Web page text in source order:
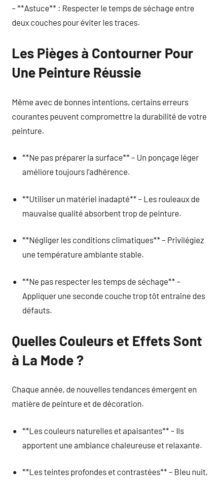
– **Astuce** : Respecter le temps de séchage entre
deux couches pour éviter les traces.
Les Pièges à Contourner Pour
Une Peinture Réussie
Même avec de bonnes intentions, certains erreurs
courantes peuvent compromettre la durabilité de votre
peinture.
**Ne pas préparer la surface** – Un ponçage léger
améliore toujours l’adhérence.
**Utiliser un matériel inadapté** – Les rouleaux de
mauvaise qualité absorbent trop de peinture.
**Négliger les conditions climatiques** – Privilégiez
une température ambiante stable.
**Ne pas respecter les temps de séchage** –
Appliquer une seconde couche trop tôt entraîne des
défauts.
Quelles Couleurs et Effets Sont
à La Mode ?
Chaque année, de nouvelles tendances émergent en
matière de peinture et de décoration.
**Les couleurs naturelles et apaisantes** – Ils
apportent une ambiance chaleureuse et relaxante.
**Les teintes profondes et contrastées** – Bleu nuit,